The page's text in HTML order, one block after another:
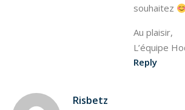
souhaitez
Au plaisir,
L’équipe
Reply
Risbetz